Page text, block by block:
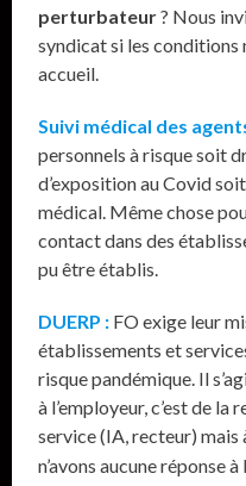
perturbateur? Nous
syndicat si les conditions
accueil.
Suivi médical des
personnels à risque soit
d’exposition au Covid
médical. Même chose
contact dans des
pu être établis.
DUERP : FO exige leur
établissements et
risque pandémique. Il
à l’employeur, c’est de
service (IA, recteur) mais
n’avons aucune réponse à